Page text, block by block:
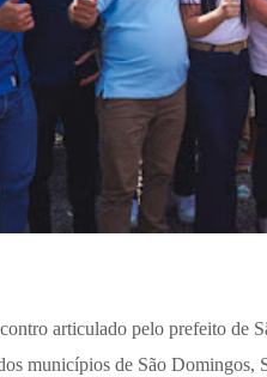
articulado pelo prefeito de
municípios de São Domingos,